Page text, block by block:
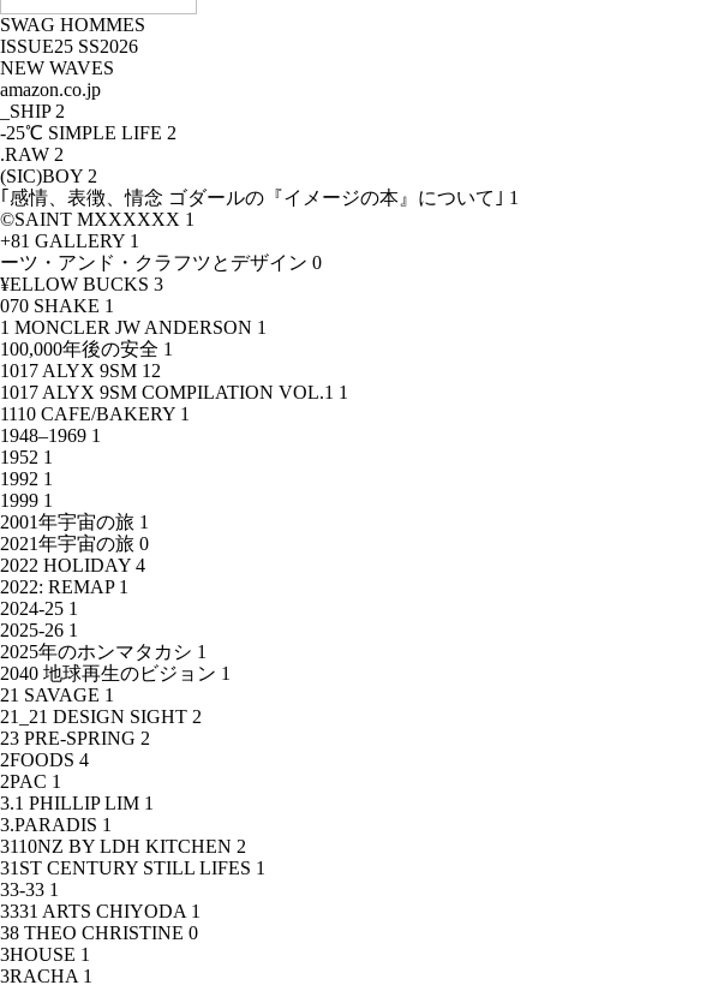
SWAG HOMMES
ISSUE25 SS2026
NEW WAVES
amazon.co.jp
_SHIP 2
-25℃ SIMPLE LIFE 2
.RAW 2
(SIC)BOY 2
｢感情、表徴、情念 ゴダールの『イメージの本』について｣ 1
©SAINT MXXXXXX 1
+81 GALLERY 1
ーツ・アンド・クラフツとデザイン 0
¥ELLOW BUCKS 3
070 SHAKE 1
1 MONCLER JW ANDERSON 1
100,000年後の安全 1
1017 ALYX 9SM 12
1017 ALYX 9SM COMPILATION VOL.1 1
1110 CAFE/BAKERY 1
1948–1969 1
1952 1
1992 1
1999 1
2001年宇宙の旅 1
2021年宇宙の旅 0
2022 HOLIDAY 4
2022: REMAP 1
2024-25 1
2025-26 1
2025年のホンマタカシ 1
2040 地球再生のビジョン 1
21 SAVAGE 1
21_21 DESIGN SIGHT 2
23 PRE-SPRING 2
2FOODS 4
2PAC 1
3.1 PHILLIP LIM 1
3.PARADIS 1
3110NZ BY LDH KITCHEN 2
31ST CENTURY STILL LIFES 1
33-33 1
3331 ARTS CHIYODA 1
38 THEO CHRISTINE 0
3HOUSE 1
3RACHA 1